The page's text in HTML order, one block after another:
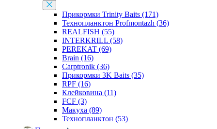
Прикормки Trinity Baits (171)
Технопланктон Profmontazh (36)
REALFISH (55)
INTERKRILL (58)
PEREKAT (69)
Brain (16)
Carptronik (36)
Прикормки 3K Baits (35)
RPF (16)
Клейковина (11)
FCF (3)
Макуха (89)
Технопланктон (53)